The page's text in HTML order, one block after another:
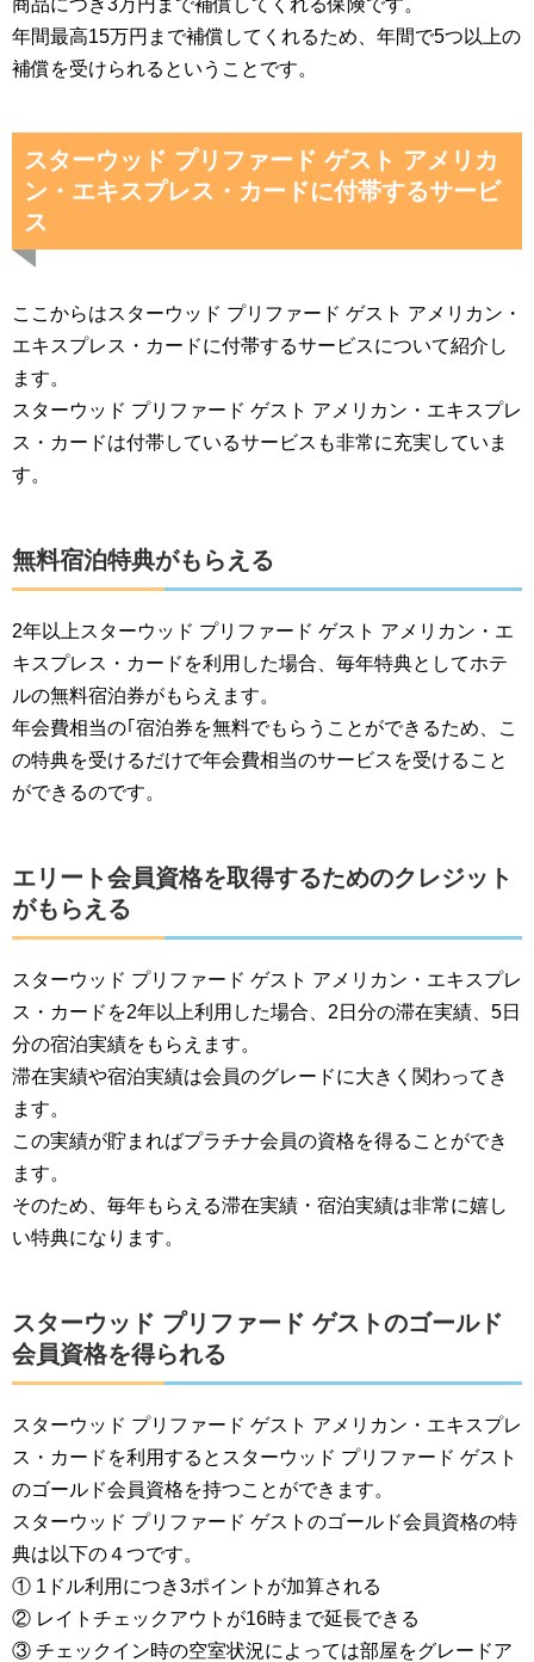
商品につき3万円まで補償してくれる保険です。
年間最高15万円まで補償してくれるため、年間で5つ以上の
補償を受けられるということです。
スターウッド プリファード ゲスト アメリカ
ン・エキスプレス・カードに付帯するサービ
ス
ここからはスターウッド プリファード ゲスト アメリカン・
エキスプレス・カードに付帯するサービスについて紹介し
ます。
スターウッド プリファード ゲスト アメリカン・エキスプレ
ス・カードは付帯しているサービスも非常に充実していま
す。
無料宿泊特典がもらえる
2年以上スターウッド プリファード ゲスト アメリカン・エ
キスプレス・カードを利用した場合、毎年特典としてホテ
ルの無料宿泊券がもらえます。
年会費相当の｢宿泊券を無料でもらうことができるため、こ
の特典を受けるだけで年会費相当のサービスを受けること
ができるのです。
エリート会員資格を取得するためのクレジット
がもらえる
スターウッド プリファード ゲスト アメリカン・エキスプレ
ス・カードを2年以上利用した場合、2日分の滞在実績、5日
分の宿泊実績をもらえます。
滞在実績や宿泊実績は会員のグレードに大きく関わってき
ます。
この実績が貯まればプラチナ会員の資格を得ることができ
ます。
そのため、毎年もらえる滞在実績・宿泊実績は非常に嬉し
い特典になります。
スターウッド プリファード ゲストのゴールド
会員資格を得られる
スターウッド プリファード ゲスト アメリカン・エキスプレ
ス・カードを利用するとスターウッド プリファード ゲスト
のゴールド会員資格を持つことができます。
スターウッド プリファード ゲストのゴールド会員資格の特
典は以下の４つです。
① 1ドル利用につき3ポイントが加算される
② レイトチェックアウトが16時まで延長できる
③ チェックイン時の空室状況によっては部屋をグレードア